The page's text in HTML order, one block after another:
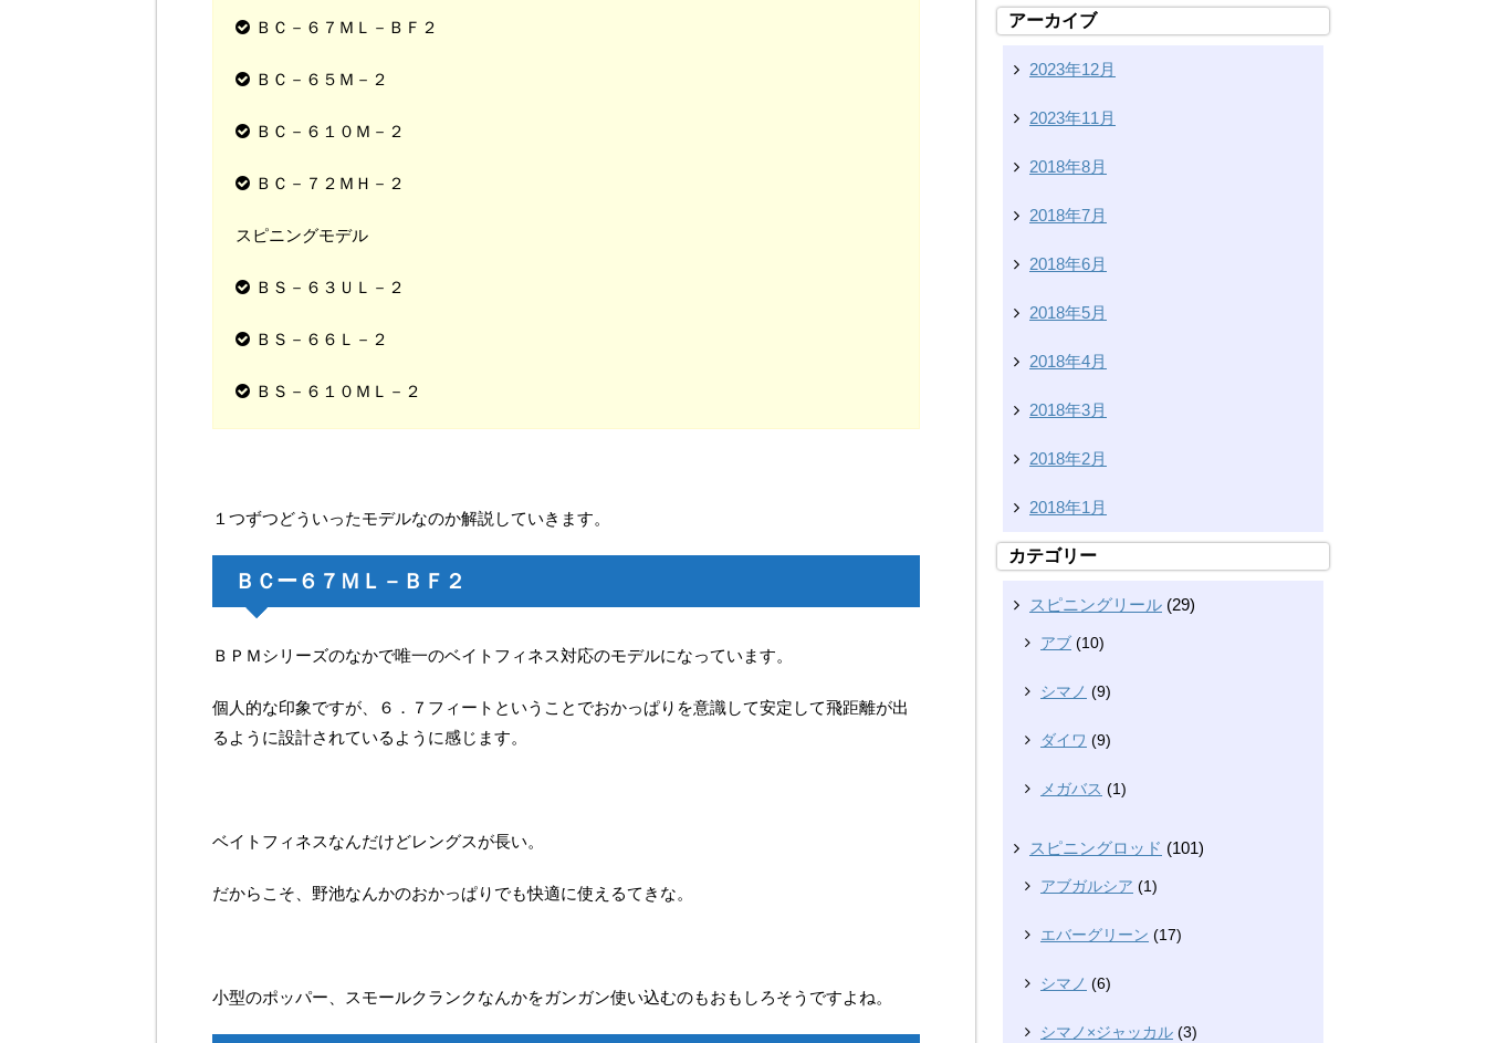
ＢＣ－６７ＭＬ－ＢＦ２
ＢＣ－６５Ｍ－２
ＢＣ－６１０Ｍ－２
ＢＣ－７２ＭＨ－２
スピニングモデル
ＢＳ－６３ＵＬ－２
ＢＳ－６６Ｌ－２
ＢＳ－６１０ＭＬ－２
１つずつどういったモデルなのか解説していきます。
ＢＣー６７ＭＬ－ＢＦ２
ＢＰＭシリーズのなかで唯一のベイトフィネス対応のモデルになっています。
個人的な印象ですが、６．７フィートということでおかっぱりを意識して安定して飛距離が出
るように設計されているように感じます。
ベイトフィネスなんだけどレングスが長い。
だからこそ、野池なんかのおかっぱりでも快適に使えるてきな。
小型のポッパー、スモールクランクなんかをガンガン使い込むのもおもしろそうですよね。
アーカイブ
2023年12月
2023年11月
2018年8月
2018年7月
2018年6月
2018年5月
2018年4月
2018年3月
2018年2月
2018年1月
カテゴリー
スピニングリール (29)
アブ (10)
シマノ (9)
ダイワ (9)
メガバス (1)
スピニングロッド (101)
アブガルシア (1)
エバーグリーン (17)
シマノ (6)
シマノ×ジャッカル (3)